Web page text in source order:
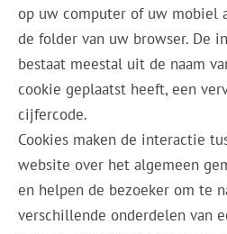
op uw computer of uw mobiel
de folder van uw browser. De
bestaat meestal uit de naam
cookie geplaatst heeft, een
cijfercode.
Cookies maken de interactie
website over het algemeen
en helpen de bezoeker om te
verschillende onderdelen van